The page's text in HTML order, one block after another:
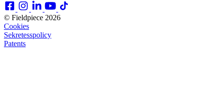
© Fieldpiece 2026
Cookies
Sekretesspolicy
Patents